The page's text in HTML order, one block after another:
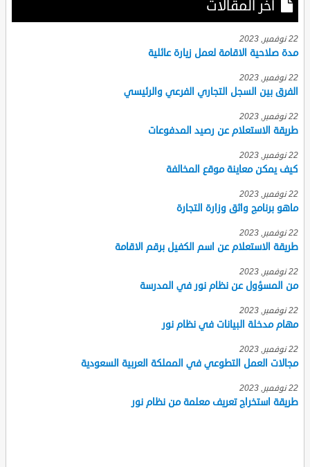
أخر المقالات
22 نوفمبر, 2023
مدة صلاحية الاقامة لعمل زيارة عائلية
22 نوفمبر, 2023
الفرق بين السجل التجاري الفرعي والرئيسي
22 نوفمبر, 2023
طريقة الاستعلام عن رصيد المدفوعات
22 نوفمبر, 2023
كيف يمكن معاينة موقع المخالفة
22 نوفمبر, 2023
ماهو برنامج واثق وزارة التجارة
22 نوفمبر, 2023
طريقة الاستعلام عن اسم الكفيل برقم الاقامة
22 نوفمبر, 2023
من المسؤول عن نظام نور في المدرسة
22 نوفمبر, 2023
مهام مدخلة البيانات في نظام نور
22 نوفمبر, 2023
مجالات العمل التطوعي في المملكة العربية السعودية
22 نوفمبر, 2023
طريقة استخراج تعريف معلمة من نظام نور